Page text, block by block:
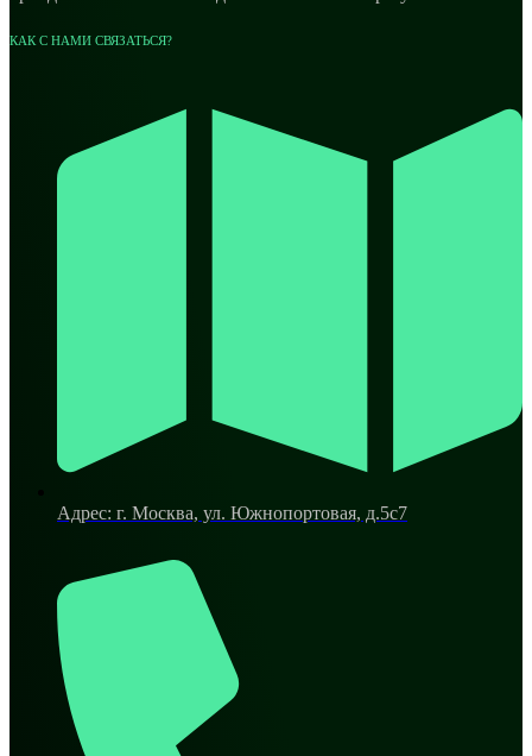
КАК С НАМИ СВЯЗАТЬСЯ?
Адрес: г. Москва, ул. Южнопортовая, д.5с7